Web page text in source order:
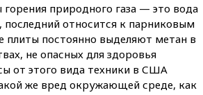
природного газа — это вода
последний относится к парниковым
плиты постоянно выделяют метан в
не опасных для здоровья
от этого вида техники в США
же вред окружающей среде, как